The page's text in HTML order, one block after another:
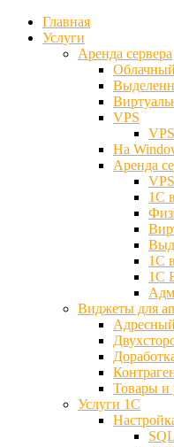
Главная
Услуги
Аренда сервера
VPS
На
Аренда
1С
1С
1С
Виджеты для
Товары и
Услуги 1С
SQL